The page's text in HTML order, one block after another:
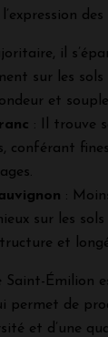
il
sur les sols
et
: Il trouve
conférant
:
sur les sols
et
Saint-Émilion
permet de
et d’une